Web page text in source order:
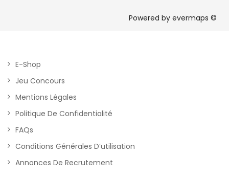
Powered by evermaps ©
E-Shop
Jeu Concours
Mentions Légales
Politique De Confidentialité
FAQs
Conditions Générales D’utilisation
Annonces De Recrutement